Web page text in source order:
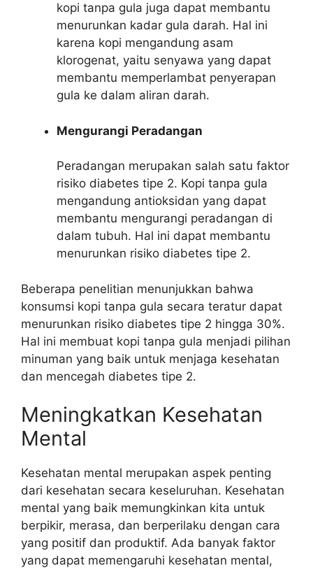
kopi tanpa gula juga dapat membantu
menurunkan kadar gula darah. Hal ini
karena kopi mengandung asam
klorogenat, yaitu senyawa yang dapat
membantu memperlambat penyerapan
gula ke dalam aliran darah.
Mengurangi Peradangan
Peradangan merupakan salah satu faktor
risiko diabetes tipe 2. Kopi tanpa gula
mengandung antioksidan yang dapat
membantu mengurangi peradangan di
dalam tubuh. Hal ini dapat membantu
menurunkan risiko diabetes tipe 2.
Beberapa penelitian menunjukkan bahwa
konsumsi kopi tanpa gula secara teratur dapat
menurunkan risiko diabetes tipe 2 hingga 30%.
Hal ini membuat kopi tanpa gula menjadi pilihan
minuman yang baik untuk menjaga kesehatan
dan mencegah diabetes tipe 2.
Meningkatkan Kesehatan
Mental
Kesehatan mental merupakan aspek penting
dari kesehatan secara keseluruhan. Kesehatan
mental yang baik memungkinkan kita untuk
berpikir, merasa, dan berperilaku dengan cara
yang positif dan produktif. Ada banyak faktor
yang dapat memengaruhi kesehatan mental,